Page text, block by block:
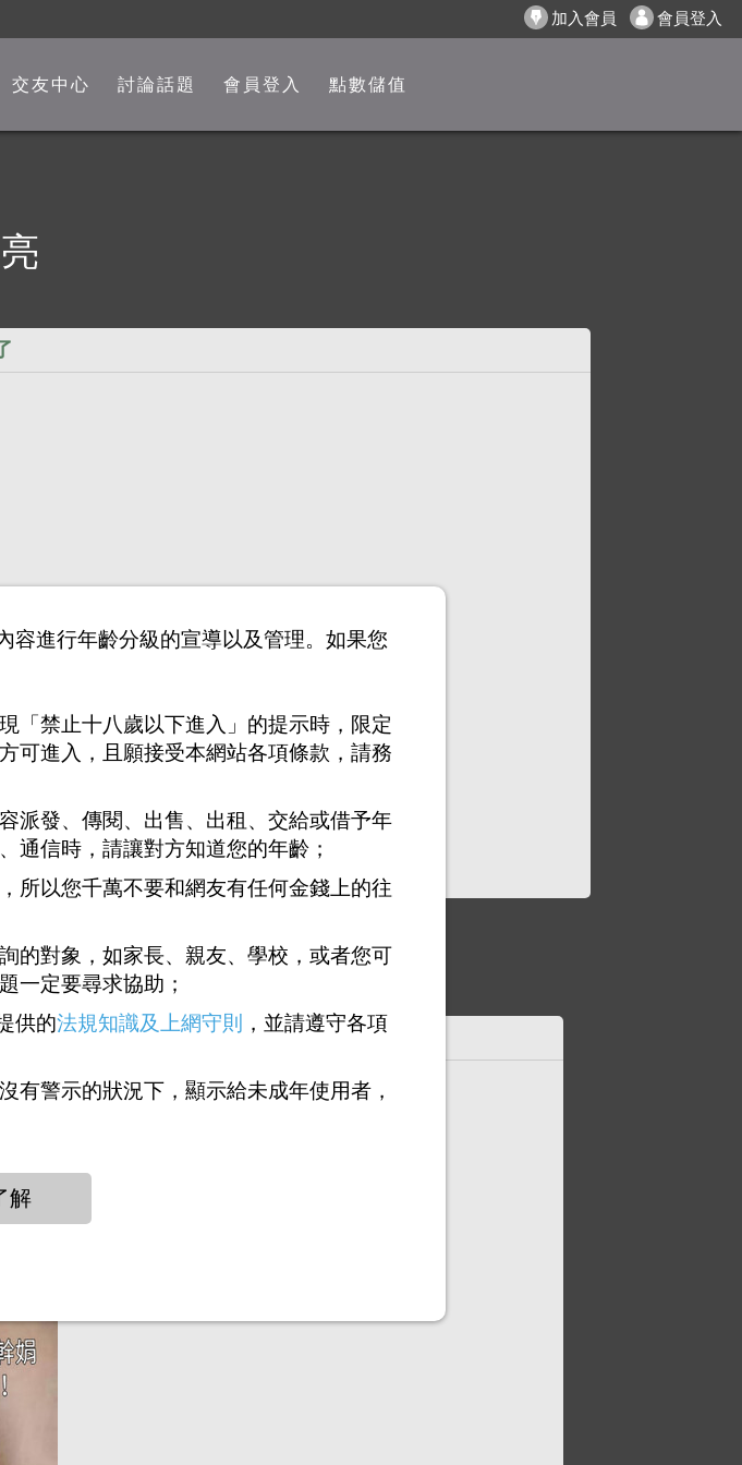
加入會員 會員登入
交友中心
中老年交友中心
討論話題 會員登入 點數儲值
美麗只有靈界直男才看得見
容進行年齡分級的宣導以及管理。如果您
「禁止十八歲以下進入」的提示時，限定
可進入，且願接受本網站各項條款，請務
派發、傳閱、出售、出租、交給或借予年
通信時，請讓對方知道您的年齡；
所以您千萬不要和網友有任何金錢上的往
的對象，如家長、親友、學校，或者您可
一定要尋求協助；
供的法規知識及上網守則
，並請遵守各項
有警示的狀況下，顯示給未成年使用者，